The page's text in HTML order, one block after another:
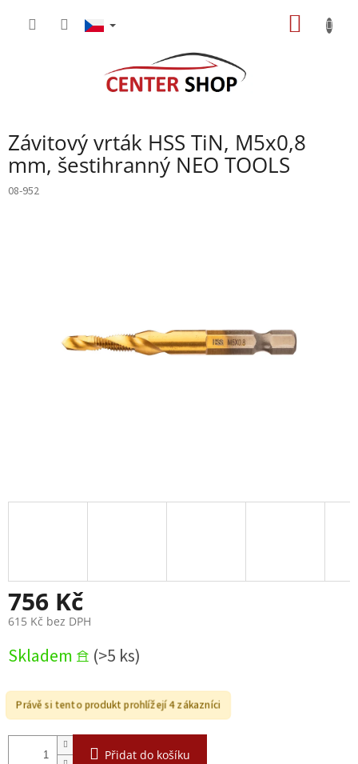
Závitový vrták HSS TiN, M5x0,8
mm, šestihranný NEO TOOLS
08-952
756 Kč
615 Kč bez DPH
cena:
Skladem 𖠿 (>5 ks)
Právě si tento produkt prohlížejí 4 zákazníci
Přidat do košíku